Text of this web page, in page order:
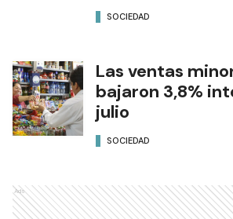
SOCIEDAD
Las ventas
bajaron 3,8%
julio
SOCIEDAD
Ads